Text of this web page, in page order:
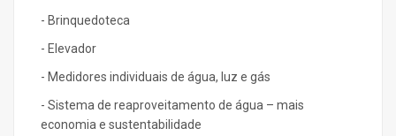
- Brinquedoteca
- Elevador
- Medidores individuais de água, luz e gás
- Sistema de reaproveitamento de água – mais
economia e sustentabilidade